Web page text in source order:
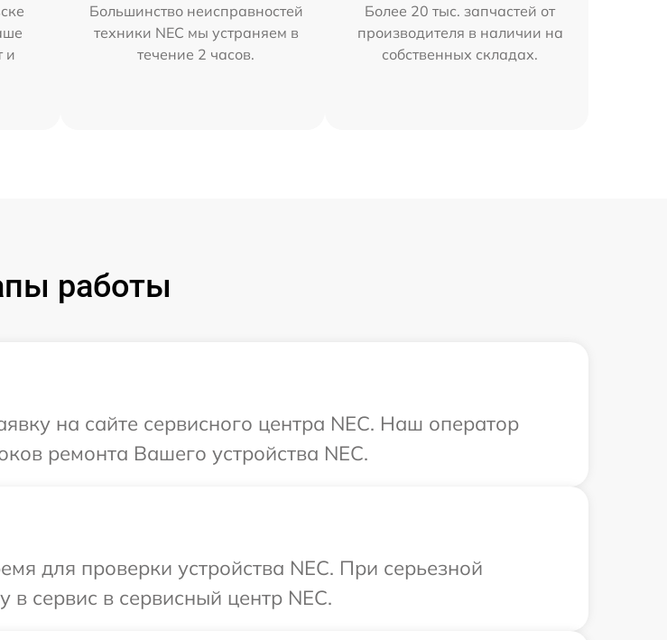
и
Большинство неисправностей
техники NEC мы устраняем в
течение 2 часов.
Более 20 тыс. запчастей от
производителя в наличии на
собственных складах.
работы
на сайте сервисного центра NEC. Наш оператор
ремонта Вашего устройства NEC.
для проверки устройства NEC. При серьезной
сервис в сервисный центр NEC.